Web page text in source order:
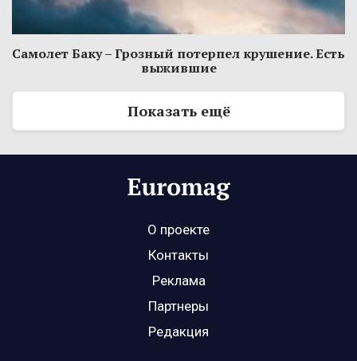
Самолет Баку – Грозный потерпел крушение. Есть
выжившие
Показать ещё
О проекте
Контакты
Реклама
Партнеры
Редакция